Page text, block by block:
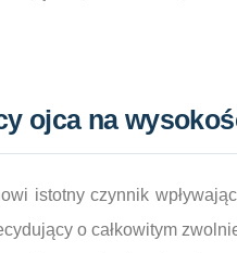
ojca na
istotny czynnik
o całkowitym